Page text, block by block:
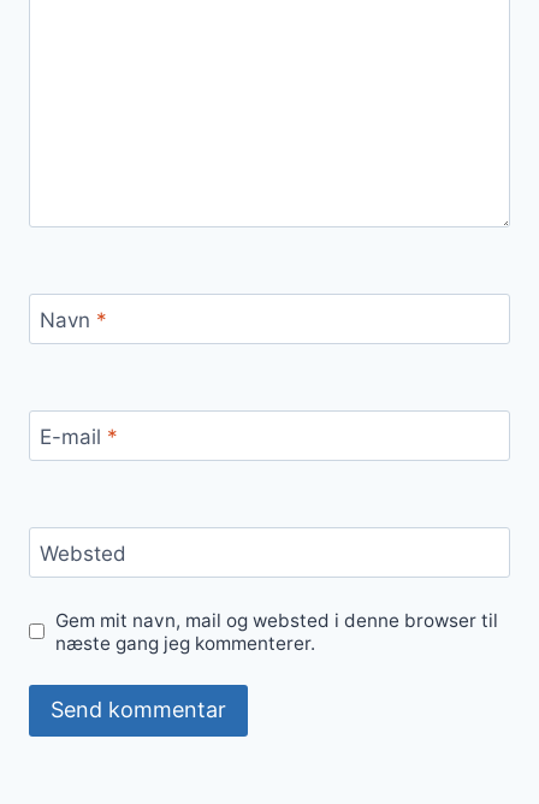
Navn *
E-mail *
Websted
Gem mit navn, mail og websted i denne browser til
næste gang jeg kommenterer.